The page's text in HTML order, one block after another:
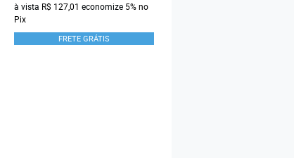
à vista R$ 127,01 economize 5%no
Pix
FRETE GRÁTIS